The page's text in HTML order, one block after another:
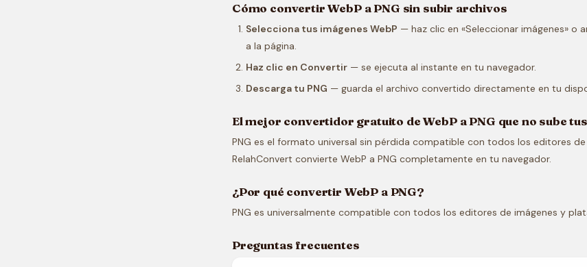
Cómo convertir WebP a PNG sin subir archivos
Selecciona tus imágenes WebP — haz clic en «Seleccionar imágenes» o
a la página.
Haz clic en Convertir — se ejecuta al instante en tu navegador.
Descarga tu PNG — guarda el archivo convertido directamente en tu
El mejor convertidor gratuito de WebP a PNG que no sube
PNG es el formato universal sin pérdida compatible con todos los editores de
RelahConvert convierte WebP a PNG completamente en tu navegador.
¿Por qué convertir WebP a PNG?
PNG es universalmente compatible con todos los editores de imágenes y
Preguntas frecuentes